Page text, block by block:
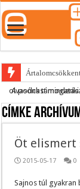
E-cigi
Android
A podcast mindenki számára elérhető, de ehhez szükség van minél több
Címke
Öt elismert
2015-05-17 0
Sajnos túl gyakran